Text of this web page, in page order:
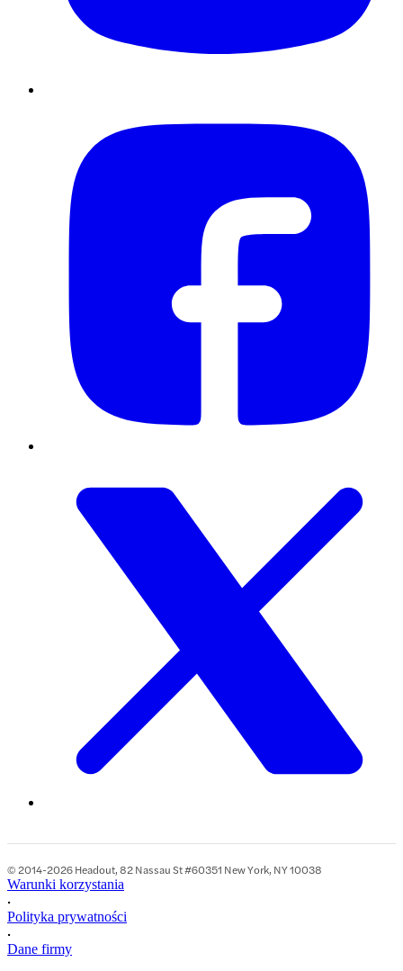
© 2014-2026 Headout, 82 Nassau St #60351 New York, NY 10038
Warunki korzystania
•
Polityka prywatności
•
Dane firmy